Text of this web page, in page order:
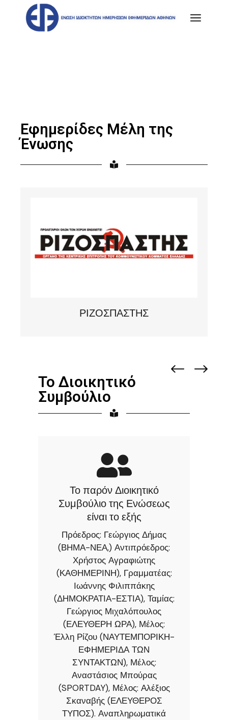
Εφημερίδες Μέλη της
Ένωσης
ΡΙΖΟΣΠΑΣΤΗΣ
Το Διοικητικό
Συμβούλιο
Το παρόν Διοικητικό
Συμβούλιο της Ενώσεως
είναι το εξής
Πρόεδρος: Γεώργιος Δήμας
(ΒΗΜΑ-ΝΕΑ,) Αντιπρόεδρος:
Χρήστος Αγραφιώτης
(ΚΑΘΗΜΕΡΙΝΗ), Γραμματέας:
Ιωάννης Φιλιππάκης
(ΔΗΜΟΚΡΑΤΙΑ-ΕΣΤΙΑ), Ταμίας:
Γεώργιος Μιχαλόπουλος
(ΕΛΕΥΘΕΡΗ ΩΡΑ), Μέλος:
Έλλη Ρίζου (ΝΑΥΤΕΜΠΟΡΙΚΗ-
ΕΦΗΜΕΡΙΔΑ ΤΩΝ
ΣΥΝΤΑΚΤΩΝ), Μέλος:
Αναστάσιος Μπούρας
(SPORTDAY), Μέλος: Αλέξιος
Σκαναβής (ΕΛΕΥΘΕΡΟΣ
ΤΥΠΟΣ). Αναπληρωματικά